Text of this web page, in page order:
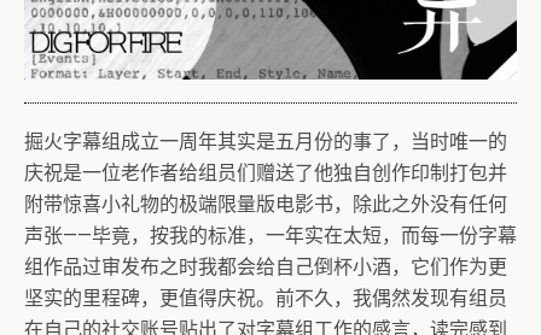
掘火字幕组成立一周年其实是五月份的事了，当时唯一的
庆祝是一位老作者给组员们赠送了他独自创作印制打包并
附带惊喜小礼物的极端限量版电影书，除此之外没有任何
声张——毕竟，按我的标准，一年实在太短，而每一份字幕
组作品过审发布之时我都会给自己倒杯小酒，它们作为更
坚实的里程碑，更值得庆祝。前不久，我偶然发现有组员
在自己的社交账号贴出了对字幕组工作的感言，读完感到